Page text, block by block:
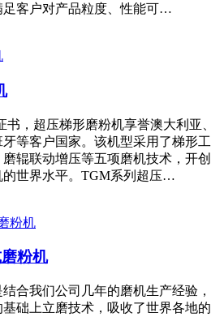
足客户对产品粒度、性能可…
书，超压梯形磨粉机享誉澳大利亚、
等客户国家。该机型采用了梯形工
辊联动增压等五项磨机技术，开创
的世界水平。TGM系列超压…
粉机
合我们公司几年的磨机生产经验，
础上立磨技术，吸收了世界各地的